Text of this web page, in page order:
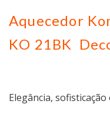
Aquecedor
KO 21BK
Elegância,